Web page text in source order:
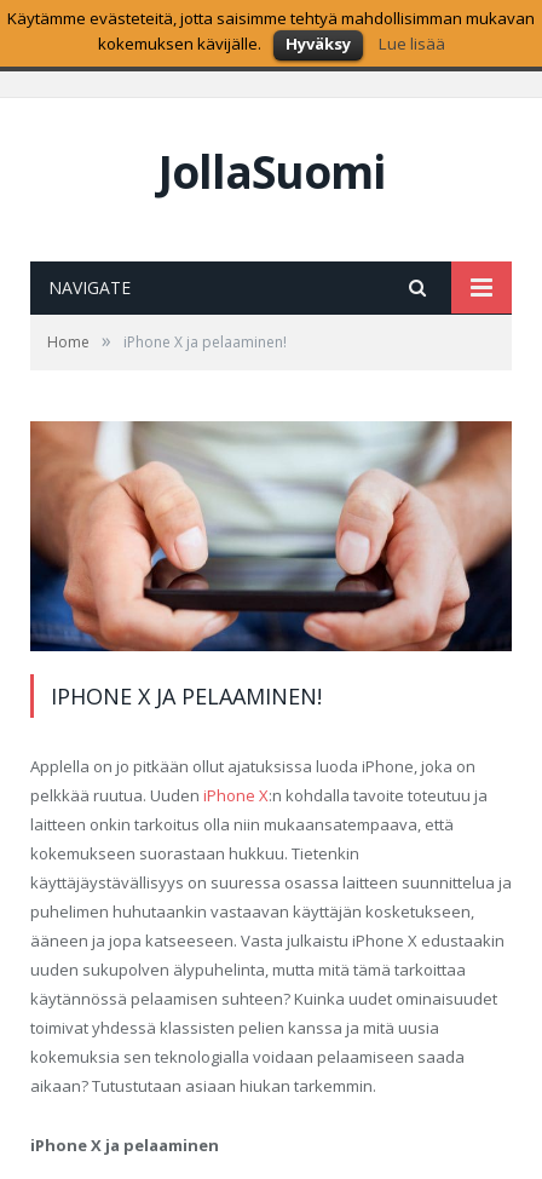
SUOSITUIMMAT
Sailfish OS 2.1.2.3 Kiiminkijoki on nyt ladattavissa
JollaSuomi
NAVIGATE
Home » iPhone X ja pelaaminen!
IPHONE X JA PELAAMINEN!
Applella on jo pitkään ollut ajatuksissa luoda iPhone, joka on
pelkkää ruutua. Uuden iPhone X:n kohdalla tavoite toteutuu ja
laitteen onkin tarkoitus olla niin mukaansatempaava, että
kokemukseen suorastaan hukkuu. Tietenkin
käyttäjäystävällisyys on suuressa osassa laitteen suunnittelua ja
puhelimen huhutaankin vastaavan käyttäjän kosketukseen,
ääneen ja jopa katseeseen. Vasta julkaistu iPhone X edustaakin
uuden sukupolven älypuhelinta, mutta mitä tämä tarkoittaa
käytännössä pelaamisen suhteen? Kuinka uudet ominaisuudet
toimivat yhdessä klassisten pelien kanssa ja mitä uusia
kokemuksia sen teknologialla voidaan pelaamiseen saada
aikaan? Tutustutaan asiaan hiukan tarkemmin.
iPhone X ja pelaaminen
Käytämme evästeteitä, jotta saisimme tehtyä mahdollisimman mukavan
kokemuksen kävijälle.
Hyväksy Lue lisää